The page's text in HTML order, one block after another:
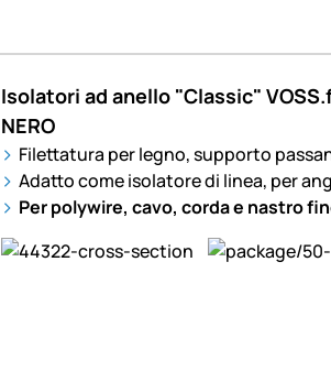
Isolatori ad anello "Classic"
NERO
Filettatura per legno, supporto
Adatto come isolatore di linea, per
Per polywire, cavo, corda e nastro